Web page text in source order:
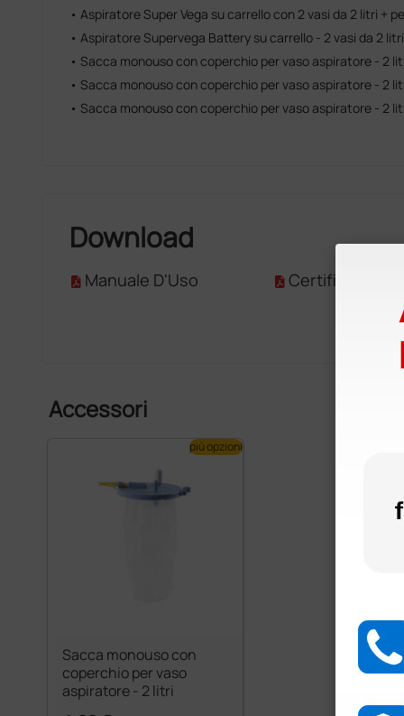
• Aspiratore Super Vega su carrello con 2 vasi da 2 litri +
• Aspiratore Supervega Battery su carrello - 2 vasi da 2
• Sacca monouso con coperchio per vaso aspiratore - 2
• Sacca monouso con coperchio per vaso aspiratore - 2
• Sacca monouso con coperchio per vaso aspiratore - 2
Download
Manuale D'Uso
Certificato CE
Accessori
Sacca monouso con
coperchio per vaso
aspiratore - 2 litri
più opzioni